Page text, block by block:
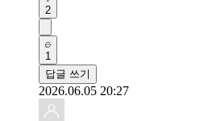
2
1
답글 쓰기
2026.06.05 20:27